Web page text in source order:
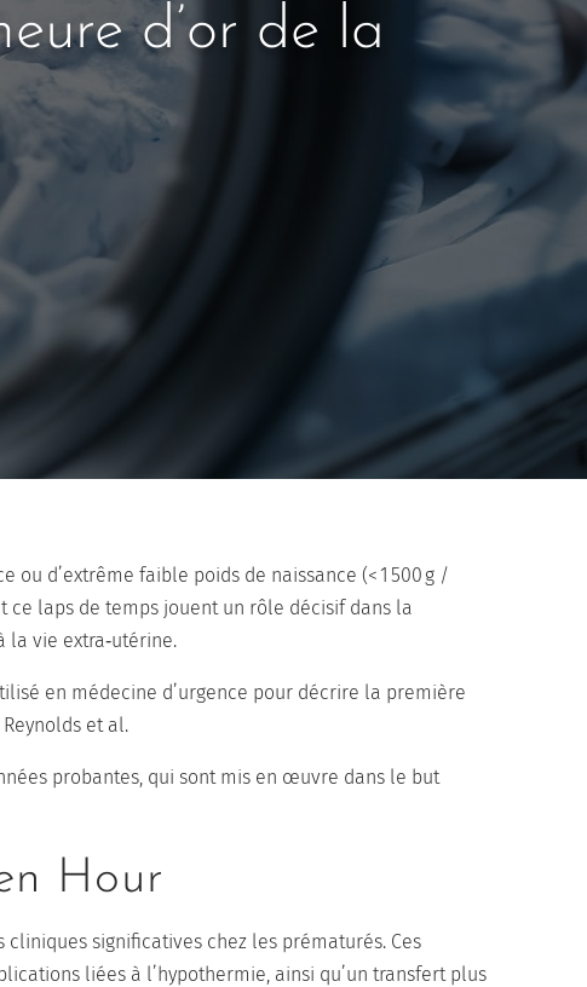
d’or de la
d’extrême faible poids de naissance (< 1 500 g /
ce laps de temps jouent un rôle décisif dans la
la vie extra‑utérine.
en médecine d’urgence pour décrire la première
et al.
probantes, qui sont mis en œuvre dans le but
Hour
significatives chez les prématurés. Ces
liées à l’hypothermie, ainsi qu’un transfert plus